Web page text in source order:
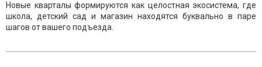
Новые кварталы формируются как целостная экосистема, где
школа, детский сад и магазин находятся буквально в паре
шагов от вашего подъезда.